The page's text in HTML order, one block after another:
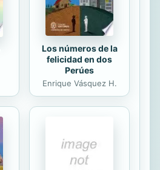
Los números de la
felicidad en dos
Perúes
Enrique Vásquez H.